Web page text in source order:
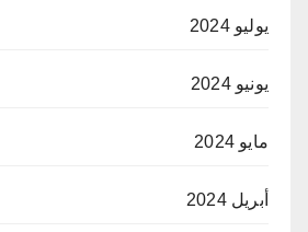
يوليو 2024
يونيو 2024
مايو 2024
أبريل 2024